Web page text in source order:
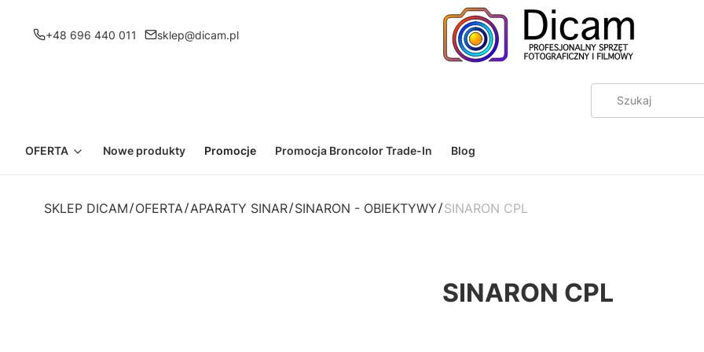
+48 696 440 011 sklep@dicam.pl
OFERTA Nowe produkty Promocje Promocja Broncolor Trade-In Blog
SKLEP DICAM OFERTA APARATY SINAR SINARON - OBIEKTYWY SINARON CPL
SINARON CPL